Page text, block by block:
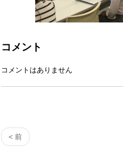
コメント
コメントはありません
< 前